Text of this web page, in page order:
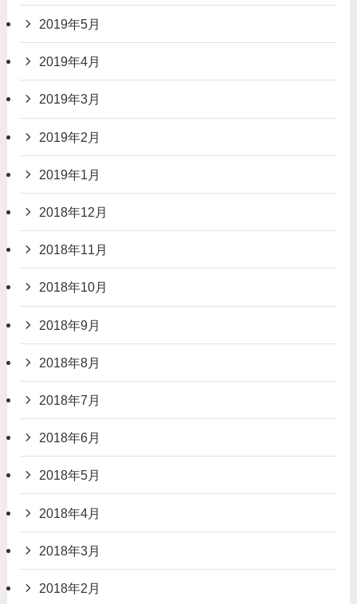
2019年5月
2019年4月
2019年3月
2019年2月
2019年1月
2018年12月
2018年11月
2018年10月
2018年9月
2018年8月
2018年7月
2018年6月
2018年5月
2018年4月
2018年3月
2018年2月